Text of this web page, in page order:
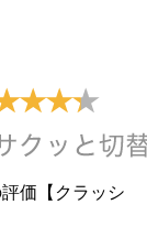
価【クラッシ